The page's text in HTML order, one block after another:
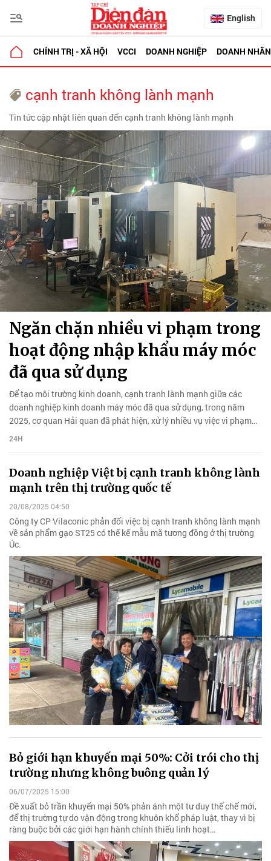
English
CHÍNH TRỊ - XÃ HỘI VCCI DOANH NGHIỆP DOANH NHÂN
cạnh tranh không lành mạnh
Tin tức cập nhật liên quan đến cạnh tranh không lành mạnh
Ngăn chặn nhiều vi phạm trong
hoạt động nhập khẩu máy móc
đã qua sử dụng
Để tạo môi trường kinh doanh, cạnh tranh lành mạnh giữa các
doanh nghiệp kinh doanh máy móc đã qua sử dụng, trong năm
2025, cơ quan Hải quan đã phát hiện, xử lý nhiều vụ việc vi phạm
nghiêm trọng.
24H
Doanh nghiệp Việt bị cạnh tranh không lành
mạnh trên thị trường quốc tế
20/08/2025 04:50
Công ty CP Vilaconic phản đối việc bị cạnh tranh không lành mạnh
về sản phẩm gạo ST25 có thế kế mẫu mã tương đồng ở thị trường
Úc.
Bỏ giới hạn khuyến mại 50%: Cởi trói cho thị
trường nhưng không buông quản lý
06/07/2025 15:00
Đề xuất bỏ trần khuyến mại 50% phản ánh một tư duy thể chế mới,
để thị trường tự do vận động trong khuôn khổ pháp luật, thay vì bị
ràng buộc bởi các giới hạn hành chính thiếu linh hoạt…